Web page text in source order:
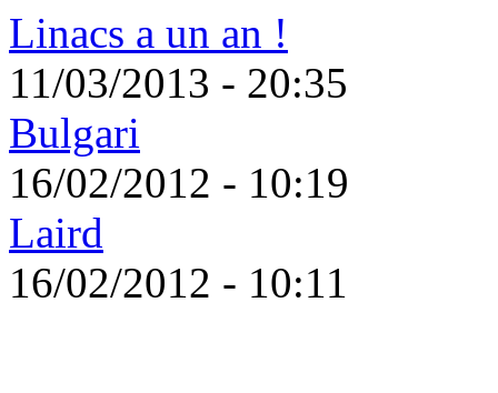
Linacs a un an !
11/03/2013 - 20:35
Bulgari
16/02/2012 - 10:19
Laird
16/02/2012 - 10:11